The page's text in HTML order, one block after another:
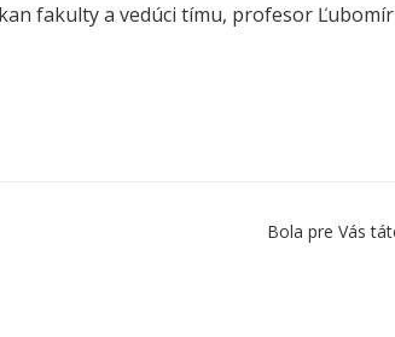
fakulty a vedúci tímu, profesor Ľubomír
Bola pre Vás